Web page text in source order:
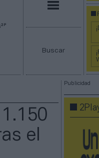
2P
Buscar
el
Publicidad